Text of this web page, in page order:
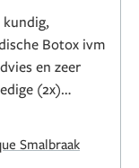
kundig,
Botox ivm
en zeer
(2x)
de 1e
was!
gehad en ik
Smalbraak